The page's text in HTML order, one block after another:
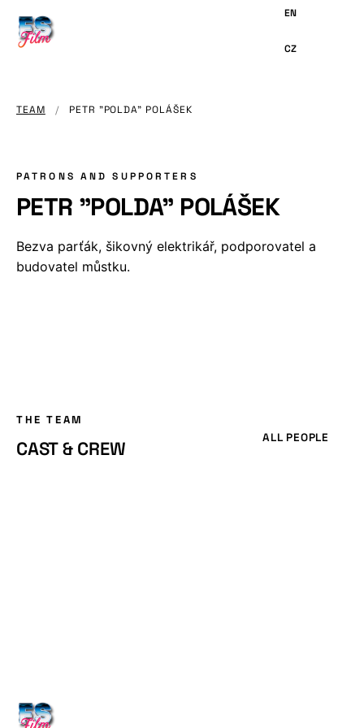
CONTENT
TEAM / PETR "POLDA" POLÁŠEK
PATRONS AND SUPPORTERS
PETR "POLDA" POLÁŠEK
Bezva parťák, šikovný elektrikář, podporovatel a
budovatel můstku.
THE TEAM
CAST & CREW ALL PEOPLE